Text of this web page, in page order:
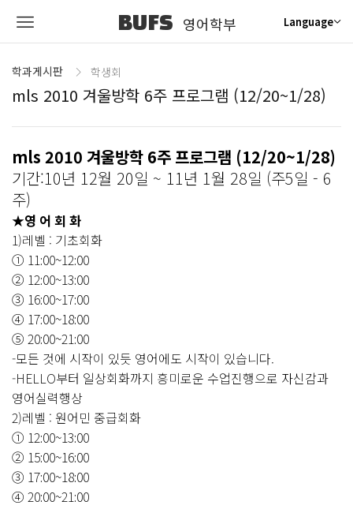
BUFS 영어학부 Language
학과게시판 학생회
mls 2010 겨울방학 6주 프로그램 (12/20~1/28)
mls 2010 겨울방학 6주 프로그램 (12/20~1/28)
기간:10년 12월 20일 ~ 11년 1월 28일 (주5일 - 6
주)
★영 어 회 화
1)레벨 : 기초회화
① 11:00~12:00
② 12:00~13:00
③ 16:00~17:00
④ 17:00~18:00
⑤ 20:00~21:00
-모든 것에 시작이 있듯 영어에도 시작이 있습니다.
-HELLO부터 일상회화까지 흥미로운 수업진행으로 자신감과
영어실력행상
2)레벨 : 원어민 중급회화
① 12:00~13:00
② 15:00~16:00
③ 17:00~18:00
④ 20:00~21:00